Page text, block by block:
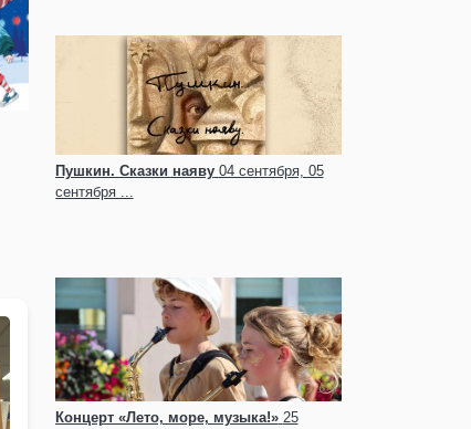
Пушкин. Сказки наяву 04 сентября, 05
сентября ...
Концерт «Лето, море, музыка!» 25